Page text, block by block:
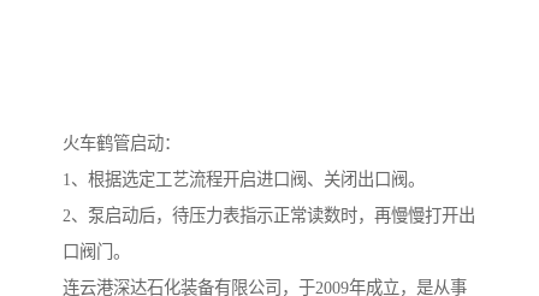
火车鹤管启动：
1、根据选定工艺流程开启进口阀、关闭出口阀。
2、泵启动后，待压力表指示正常读数时，再慢慢打开出
口阀门。
连云港深达石化装备有限公司，于2009年成立，是从事